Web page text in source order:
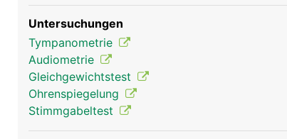
Ohren Frau
Untersuchungen
Tympanometrie
Audiometrie
Gleichgewichtstest
Ohrenspiegelung
Stimmgabeltest